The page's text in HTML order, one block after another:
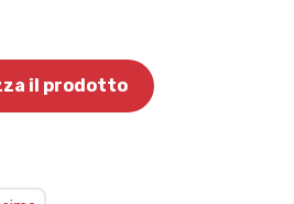
il prodotto